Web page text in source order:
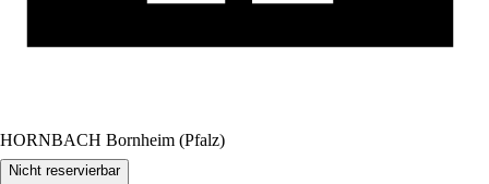
HORNBACH Bornheim (Pfalz)
Nicht reservierbar